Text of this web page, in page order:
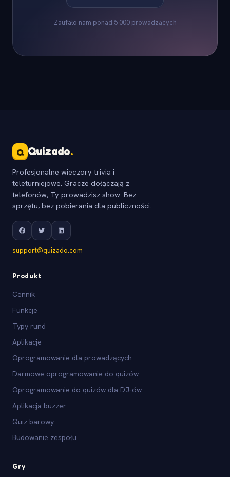
Zaufało nam ponad 5 000 prowadzących
Q Quizado.
Profesjonalne wieczory trivia i
teleturniejowe. Gracze dołączają z
telefonów, Ty prowadzisz show. Bez
sprzętu, bez pobierania dla publiczności.
support@quizado.com
Produkt
Cennik
Funkcje
Typy rund
Aplikacje
Oprogramowanie dla prowadzących
Darmowe oprogramowanie do quizów
Oprogramowanie do quizów dla DJ-ów
Aplikacja buzzer
Quiz barowy
Budowanie zespołu
Gry